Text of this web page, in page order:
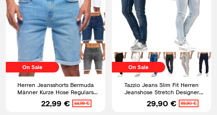
On Sale
Herren Jeansshorts Bermuda
Männer Kurze Hose Regulars
SLIM Fit
22,99 € 44,99 €
On Sale
Tazzio Jeans Slim Fit Herren
Jeanshose Stretch Designer
Hose Denim
29,90 € 69,90 €